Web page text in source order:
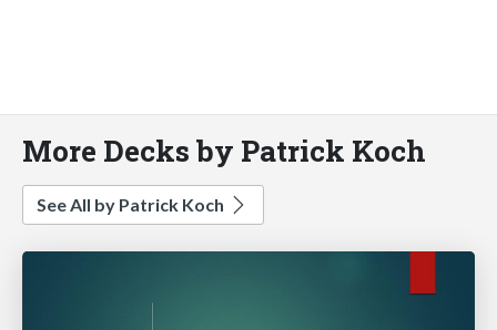
More Decks by Patrick Koch
See All by Patrick Koch